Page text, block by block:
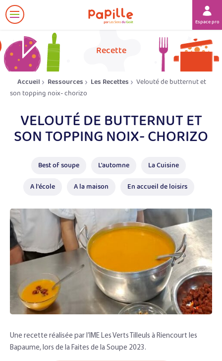
Afficher
le
Espace
Recette
Accueil Ressources Les Recettes
Velouté de butternut et
son topping noix- chorizo
VELOUTÉ DE BUTTERNUT ET
SON TOPPING NOIX- CHORIZO
Best of soupe L'automne La Cuisine
A l'école A la maison En accueil de loisirs
Une recette réalisée par l’IME Les Verts Tilleuls à Riencourt les
Bapaume, lors de la Faites de la Soupe 2023.